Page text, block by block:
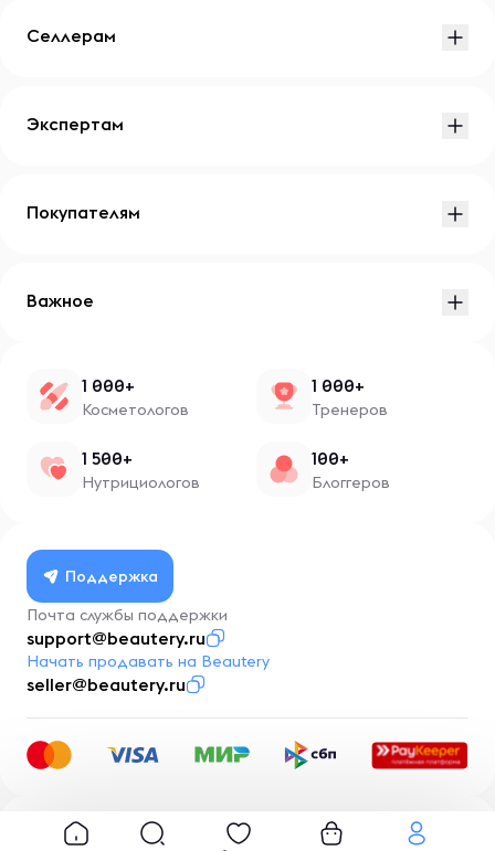
Селлерам
Экспертам
Покупателям
Важное
1 000+
Косметологов
1 000+
Тренеров
1 500+
Нутрициологов
100+
Блоггеров
Поддержка
Почта службы поддержки
support@beautery.ru
Начать продавать на Beautery
seller@beautery.ru
Разработка BusinessMentor.ru